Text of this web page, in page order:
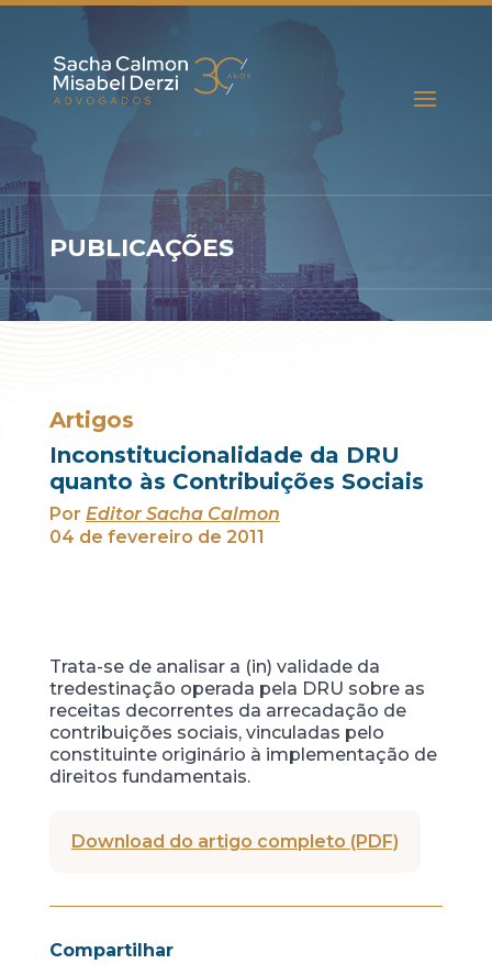
PUBLICAÇÕES
Artigos
Inconstitucionalidade da DRU
quanto às Contribuições Sociais
Por Editor Sacha Calmon
04 de fevereiro de 2011
Trata-se de analisar a (in) validade da
tredestinação operada pela DRU sobre as
receitas decorrentes da arrecadação de
contribuições sociais, vinculadas pelo
constituinte originário à implementação de
direitos fundamentais.
Download do artigo completo (PDF)
Compartilhar